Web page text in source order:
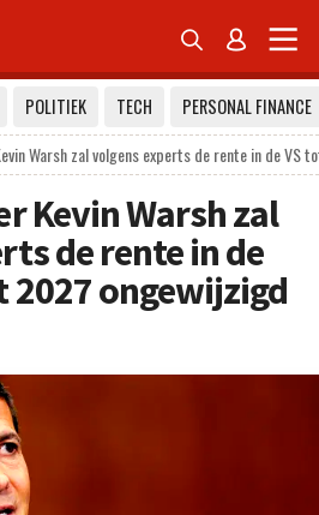
 
POLITIEK TECH
PERSONAL FINANCE
Warsh zal volgens experts de rente in de VS
Kevin Warsh zal
de rente in de
2027 ongewijzigd